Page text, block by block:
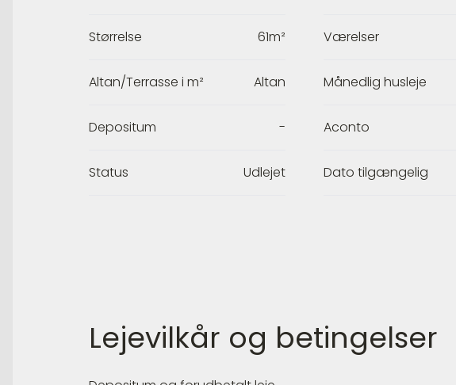
Størrelse 61m² Værelser
Altan/Terrasse i m² Altan Månedlig husleje
Depositum - Aconto
Status Udlejet Dato tilgængelig
Lejevilkår og betingelser